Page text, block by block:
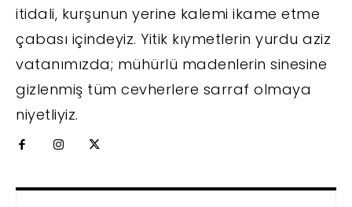
itidali, kurşunun yerine kalemi ikame etme
çabası içindeyiz. Yitik kıymetlerin yurdu aziz
vatanımızda; mühürlü madenlerin sinesine
gizlenmiş tüm cevherlere sarraf olmaya
niyetliyiz.